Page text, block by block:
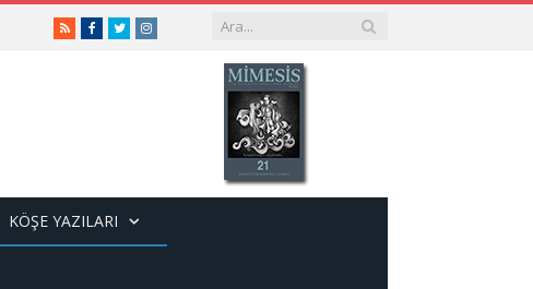
RSSFacebook
TwitterInstagram
KÖŞE YAZILARI